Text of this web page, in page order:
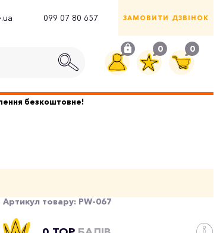
099 07 80 657 ЗАМОВИТИ ДЗВІНОК
0 0
безкоштовне!
Артикул товару: PW-067